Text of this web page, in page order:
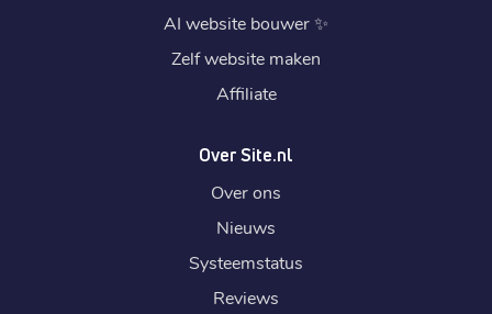
AI website bouwer✨
Zelf website maken
Affiliate
Over Site.nl
Over ons
Nieuws
Systeemstatus
Reviews